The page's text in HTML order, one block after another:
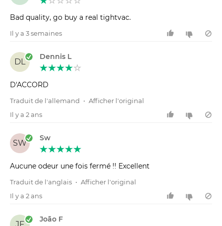
Bad quality, go buy a real tightvac.
Il y a 3 semaines
DL
Dennis L
D'ACCORD
Traduit de l'allemand • Afficher l'original
Il y a 2 ans
SW
Sw
Aucune odeur une fois fermé !! Excellent
Traduit de l'anglais • Afficher l'original
Il y a 2 ans
João F